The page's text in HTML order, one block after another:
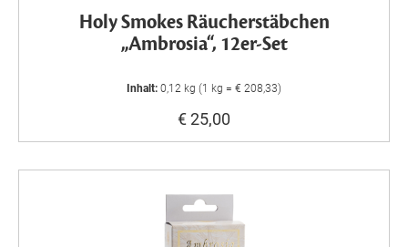
Holy Smokes Räucherstäbchen
„Ambrosia“, 12er-Set
Inhalt: 0,12 kg (1 kg = € 208,33)
€ 25,00